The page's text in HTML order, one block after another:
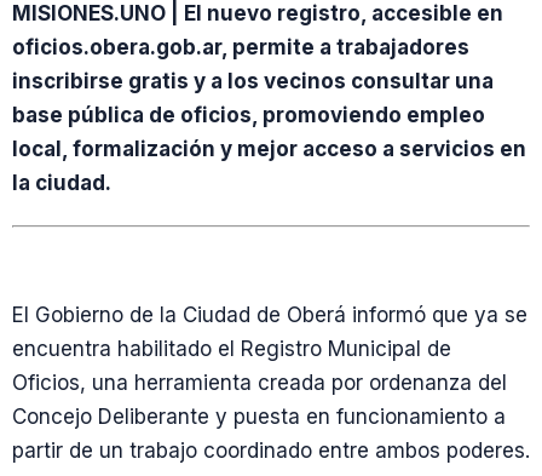
MISIONES.UNO | El nuevo registro, accesible en
oficios.obera.gob.ar, permite a trabajadores
inscribirse gratis y a los vecinos consultar una
base pública de oficios, promoviendo empleo
local, formalización y mejor acceso a servicios en
la ciudad.
El Gobierno de la Ciudad de Oberá informó que ya se
encuentra habilitado el Registro Municipal de
Oficios, una herramienta creada por ordenanza del
Concejo Deliberante y puesta en funcionamiento a
partir de un trabajo coordinado entre ambos poderes.